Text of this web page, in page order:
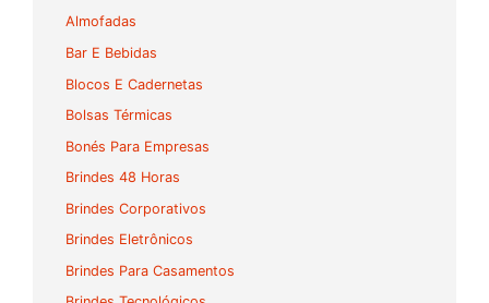
Almofadas
Bar E Bebidas
Blocos E Cadernetas
Bolsas Térmicas
Bonés Para Empresas
Brindes 48 Horas
Brindes Corporativos
Brindes Eletrônicos
Brindes Para Casamentos